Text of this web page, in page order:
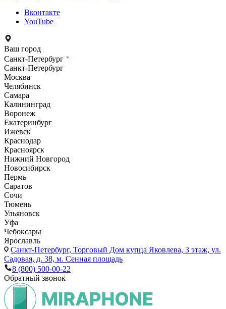
Вконтакте
YouTube
Ваш город
Санкт-Петербург
Санкт-Петербург
Москва
Челябинск
Самара
Калининград
Воронеж
Екатеринбург
Ижевск
Краснодар
Красноярск
Нижний Новгород
Новосибирск
Пермь
Саратов
Сочи
Тюмень
Ульяновск
Уфа
Чебоксары
Ярославль
Санкт-Петербург, Торговый Дом купца Яковлева, 3 этаж, ул.
Садовая, д. 38, м. Сенная площадь
8 (800) 500-00-22
Обратный звонок